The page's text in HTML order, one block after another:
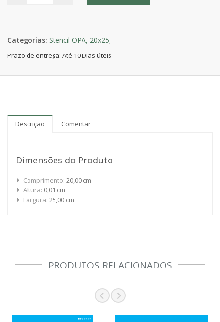
Categorias: Stencil OPA, 20x25,
Prazo de entrega: Até 10 Dias úteis
Descrição Comentar
Dimensões do Produto
Comprimento: 20,00 cm
Altura: 0,01 cm
Largura: 25,00 cm
PRODUTOS RELACIONADOS